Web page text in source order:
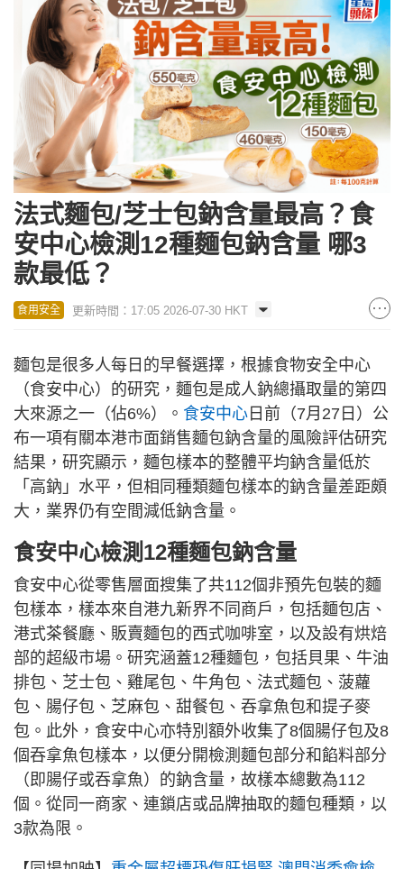
法式麵包/芝士包鈉含量最高？食
安中心檢測12種麵包鈉含量 哪3
款最低？
食用安全 更新時間：17:05 2026-07-30 HKT
麵包是很多人每日的早餐選擇，根據食物安全中心
（食安中心）的研究，麵包是成人鈉總攝取量的第四
大來源之一（佔6%）。 食安中心 日前（7月27日）公
布一項有關本港市面銷售麵包鈉含量的風險評估研究
結果，研究顯示，麵包樣本的整體平均鈉含量低於
「高鈉」水平，但相同種類麵包樣本的鈉含量差距頗
大，業界仍有空間減低鈉含量。
食安中心檢測12種麵包鈉含量
食安中心從零售層面搜集了共112個非預先包裝的麵
包樣本，樣本來自港九新界不同商戶，包括麵包店、
港式茶餐廳、販賣麵包的西式咖啡室，以及設有烘焙
部的超級市場。研究涵蓋12種麵包，包括貝果、牛油
排包、芝士包、雞尾包、牛角包、法式麵包、菠蘿
包、腸仔包、芝麻包、甜餐包、吞拿魚包和提子麥
包。此外，食安中心亦特別額外收集了8個腸仔包及8
個吞拿魚包樣本，以便分開檢測麵包部分和餡料部分
（即腸仔或吞拿魚）的鈉含量，故樣本總數為112
個。從同一商家、連鎖店或品牌抽取的麵包種類，以
3款為限。